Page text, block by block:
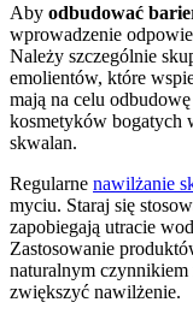
Aby odbudować
wprowadzenie
Należy szczególnie
emolientów, które
mają na celu
kosmetyków bogatych
skwalan.
Regularne nawilżanie
myciu. Staraj się
zapobiegają utracie
Zastosowanie
naturalnym
zwiększyć nawilżenie.